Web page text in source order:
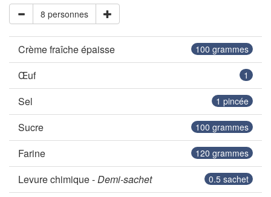
8 personnes
Crème fraîche épaisse 100 grammes
Œuf 1
Sel 1 pincée
Sucre 100 grammes
Farine 120 grammes
Levure chimique -Demi-sachet 0.5 sachet